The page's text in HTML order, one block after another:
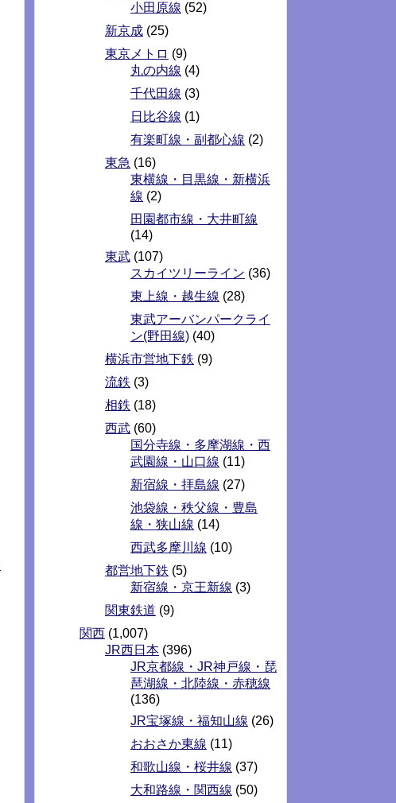
小田原線 (52)
新京成 (25)
東京メトロ (9)
丸の内線 (4)
千代田線 (3)
日比谷線 (1)
有楽町線・副都心線 (2)
東急 (16)
東横線・目黒線・新横浜
線 (2)
田園都市線・大井町線
(14)
東武 (107)
スカイツリーライン (36)
東上線・越生線 (28)
東武アーバンパークライ
ン(野田線) (40)
横浜市営地下鉄 (9)
流鉄 (3)
相鉄 (18)
西武 (60)
国分寺線・多摩湖線・西
武園線・山口線 (11)
新宿線・拝島線 (27)
池袋線・秩父線・豊島
線・狭山線 (14)
西武多摩川線 (10)
都営地下鉄 (5)
新宿線・京王新線 (3)
関東鉄道 (9)
関西 (1,007)
JR西日本 (396)
JR京都線・JR神戸線・琵
琶湖線・北陸線・赤穂線
(136)
JR宝塚線・福知山線 (26)
おおさか東線 (11)
和歌山線・桜井線 (37)
大和路線・関西線 (50)